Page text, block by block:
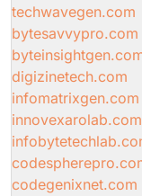
techwavegen.com
bytesavvypro.com
digizinetech.com
infomatrixgen.com
innovexarolab.com
codegenixnet.com